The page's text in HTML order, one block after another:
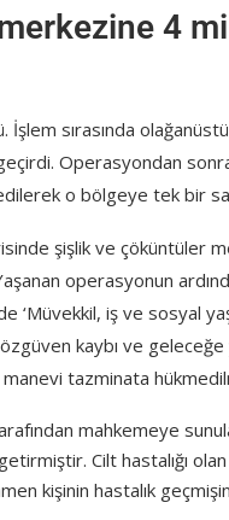
4
sırasında
Operasyondan
o bölgeye tek bir
şişlik ve çöküntüler
operasyonun
‘Müvekkil, iş ve sosyal
özgüven kaybı ve
manevi tazminata
mahkemeye
Cilt hastalığı
kişinin hastalık